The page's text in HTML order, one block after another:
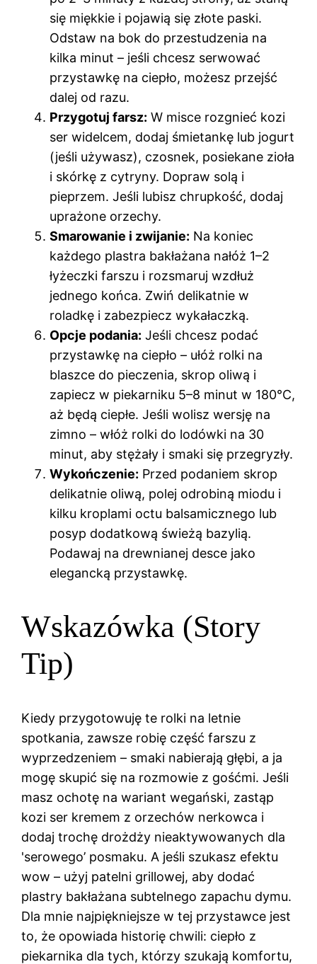
się miękkie i pojawią się złote paski.
Odstaw na bok do przestudzenia na
kilka minut – jeśli chcesz serwować
przystawkę na ciepło, możesz przejść
dalej od razu.
Przygotuj farsz: W misce rozgnieć kozi
ser widelcem, dodaj śmietankę lub jogurt
(jeśli używasz), czosnek, posiekane zioła
i skórkę z cytryny. Dopraw solą i
pieprzem. Jeśli lubisz chrupkość, dodaj
uprażone orzechy.
Smarowanie i zwijanie: Na koniec
każdego plastra bakłażana nałóż 1–2
łyżeczki farszu i rozsmaruj wzdłuż
jednego końca. Zwiń delikatnie w
roladkę i zabezpiecz wykałaczką.
Opcje podania: Jeśli chcesz podać
przystawkę na ciepło – ułóż rolki na
blaszce do pieczenia, skrop oliwą i
zapiecz w piekarniku 5–8 minut w 180°C,
aż będą ciepłe. Jeśli wolisz wersję na
zimno – włóż rolki do lodówki na 30
minut, aby stężały i smaki się przegryzły.
Wykończenie: Przed podaniem skrop
delikatnie oliwą, polej odrobiną miodu i
kilku kroplami octu balsamicznego lub
posyp dodatkową świeżą bazylią.
Podawaj na drewnianej desce jako
elegancką przystawkę.
Wskazówka (Story
Tip)
Kiedy przygotowuję te rolki na letnie
spotkania, zawsze robię część farszu z
wyprzedzeniem – smaki nabierają głębi, a ja
mogę skupić się na rozmowie z gośćmi. Jeśli
masz ochotę na wariant wegański, zastąp
kozi ser kremem z orzechów nerkowca i
dodaj trochę drożdży nieaktywowanych dla
'serowego’ posmaku. A jeśli szukasz efektu
wow – użyj patelni grillowej, aby dodać
plastry bakłażana subtelnego zapachu dymu.
Dla mnie najpiękniejsze w tej przystawce jest
to, że opowiada historię chwili: ciepło z
piekarnika dla tych, którzy szukają komfortu,